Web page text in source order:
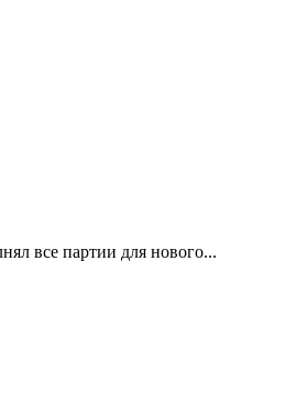
все партии для нового...